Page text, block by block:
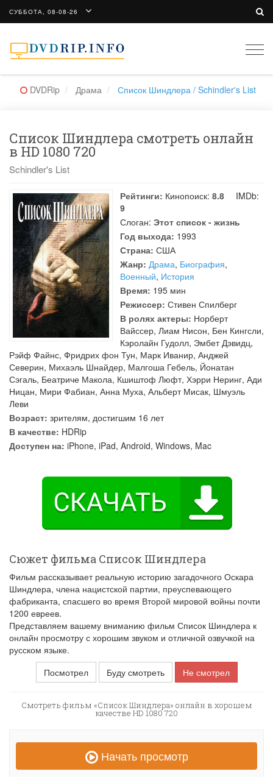
СУББОТА, 08-08-26
DVDRip Драма Список Шиндлера / Schindler's List
Список Шиндлера смотреть онлайн
в HD 1080 720
Schindler's List
Рейтинги: Кинопоиск: 8.8
IMDb:
9
Слоган: Этот список - жизнь
Год выхода: 1993
Страна: США
Жанр: Драма, Биография,
Военный, История
Время: 195 мин
Режиссер: Стивен Спилберг
В ролях актеры: Норберт
Вайссер, Лиам Нисон, Бен Кингсли,
Кэролайн Гудолл, Эмбет Дэвидц,
Рэйф Файнс, Фридрих фон Тун, Марк Иванир, Анджей
Северин, Михаэль Шнайдер, Малгоша Гебель, Йонатан
Сэгаль, Беатриче Макола, Кшиштоф Люфт, Хэрри Неринг, Ади
Ницан, Мири Фабиан, Анна Муха, Альберт Мисак, Шмуэль
Леви
Возраст: зрителям, достигшим 16 лет
В качестве: HDRip
Доступен на: iPhone, iPad, Android, Windows, Mac
Сюжет фильма Список Шиндлера
Фильм рассказывает реальную историю загадочного Оскара
Шиндлера, члена нацистской партии, преуспевающего
фабриканта, спасшего во время Второй мировой войны почти
1200 евреев.
Представляем вашему вниманию фильм Список Шиндлера к
онлайн просмотру с хорошим звуком и отличной озвучкой на
русском языке.
Посмотрел
Буду смотреть Не смотрел
Смотреть фильм «Список Шиндлера» онлайн в хорошем
качестве HD 1080 720
Начать просмотр